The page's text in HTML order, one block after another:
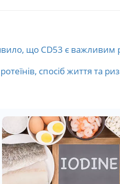
що CD53 є важливим
спосіб життя та